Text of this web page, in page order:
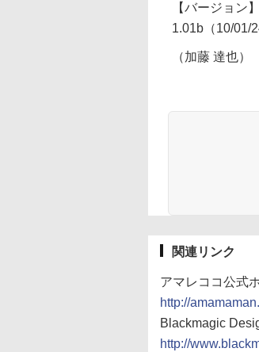
【バージョン】
1.01b（10/01/
（加藤 達也）
関連リンク
アマレココ公式
http://
Blackmagic
http://